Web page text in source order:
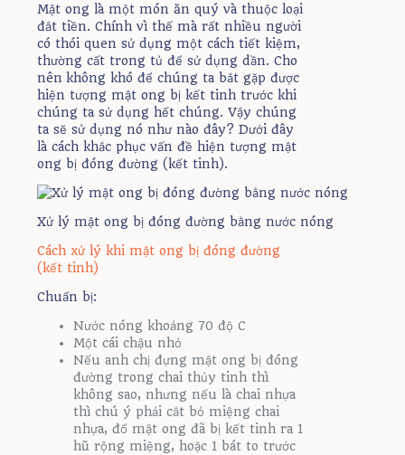
Mật ong là một món ăn quý và thuộc loại
đắt tiền. Chính vì thế mà rất nhiều người
có thói quen sử dụng một cách tiết kiệm,
thường cất trong tủ để sử dụng dần. Cho
nên không khó để chúng ta bắt gặp được
hiện tượng mật ong bị kết tinh trước khi
chúng ta sử dụng hết chúng. Vậy chúng
ta sẽ sử dụng nó như nào đây? Dưới đây
là cách khắc phục vấn đề hiện tượng mật
ong bị đóng đường (kết tinh).
Xử lý mật ong bị đóng đường bằng nước nóng
Cách xử lý khi mật ong bị đóng đường
(kết tinh)
Chuẩn bị:
Nước nóng khoảng 70 độ C
Một cái chậu nhỏ
Nếu anh chị đựng mật ong bị đóng
đường trong chai thủy tinh thì
không sao, nhưng nếu là chai nhựa
thì chú ý phải cắt bỏ miệng chai
nhựa, đổ mật ong đã bị kết tinh ra 1
hũ rộng miệng, hoặc 1 bát to trước